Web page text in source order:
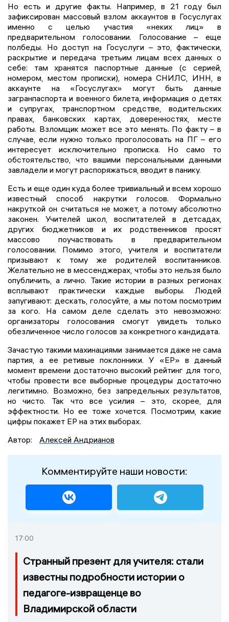
Но есть и другие факты. Например, в 21 году был
зафиксирован массовый взлом аккаунтов в Госуслугах
именно с целью участия «неких лиц» в
предварительном голосовании. Голосование – еще
полбеды. Но доступ на Госуслуги – это, фактически,
раскрытие и передача третьим лицам всех данных о
себе: там хранятся паспортные данные (с серией,
номером, местом прописки), номера СНИЛС, ИНН, в
аккаунте на «Госуслугах» могут быть данные
загранпаспорта и военного билета, информация о детях
и супругах, транспортном средстве, водительских
правах, банковских картах, доверенностях, месте
работы. Взломщик может все это менять. По факту – в
случае, если нужно только проголосовать на ПГ – его
интересует исключительно прописка. Но само то
обстоятельство, что вашими персональными данными
завладели и могут распоряжаться, вводит в панику.
Есть и еще один куда более тривиальный и всем хорошо
известный способ накрутки голосов. Формально
накруткой он считаться не может, а потому абсолютно
законен. Учителей школ, воспитателей в детсадах,
других бюджетников и их родственников просят
массово поучаствовать в предварительном
голосовании. Помимо этого, учителя и воспитатели
призывают к тому же родителей воспитанников.
Желательно не в мессенджерах, чтобы это нельзя было
опубличить, а лично. Такие истории в разных регионах
всплывают практически каждые выборы. Людей
запугивают: дескать, голосуйте, а мы потом посмотрим
за кого. На самом деле сделать это невозможно:
организаторы голосования смогут увидеть только
обезличенное число голосов за конкретного кандидата.
Зачастую такими махинациями занимается даже не сама
партия, а ее ретивые поклонники. У «ЕР» в данный
момент времени достаточно высокий рейтинг для того,
чтобы провести все выборные процедуры достаточно
легитимно. Возможно, без запредельных результатов,
но чисто. Так что все усилия – это, скорее, для
эффектности. Но ее тоже хочется. Посмотрим, какие
цифры покажет ЕР на этих выборах.
Автор:
Алексей Андрианов
Комментируйте наши новости:
17:00
Странный презент для учителя: стали
известны подробности истории о
педагоге-извращенце во
Владимирской области